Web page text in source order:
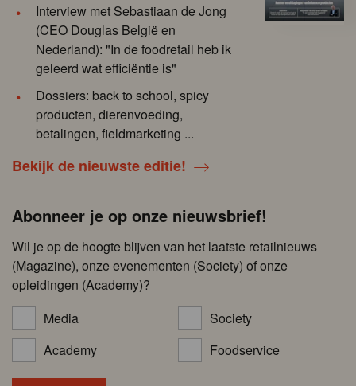
Interview met Sebastiaan de Jong
(CEO Douglas België en
Nederland): "In de foodretail heb ik
geleerd wat efficiëntie is"
Dossiers: back to school, spicy
producten, dierenvoeding,
betalingen, fieldmarketing ...
Bekijk de nieuwste editie!
Abonneer je op onze nieuwsbrief!
Wil je op de hoogte blijven van het laatste retailnieuws
(Magazine), onze evenementen (Society) of onze
opleidingen (Academy)?
Media
Society
Academy
Foodservice